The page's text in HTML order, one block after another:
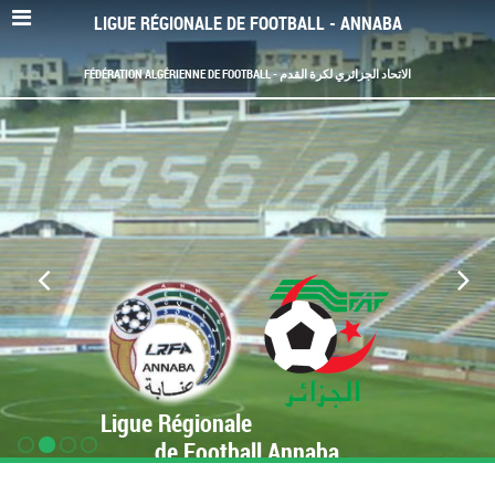
LIGUE RÉGIONALE DE FOOTBALL - ANNABA
FÉDÉRATION ALGÉRIENNE DE FOOTBALL - الاتحاد الجزائري لكرة القدم
Ligue Régionale
de Football Annaba